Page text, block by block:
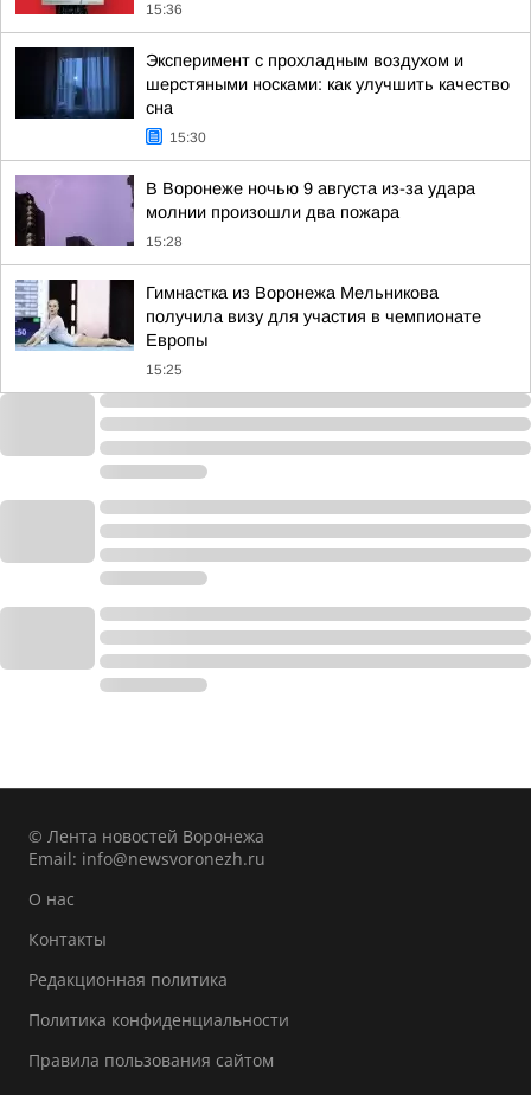
15:36
Эксперимент с прохладным воздухом и
шерстяными носками: как улучшить качество
сна
15:30
В Воронеже ночью 9 августа из-за удара
молнии произошли два пожара
15:28
Гимнастка из Воронежа Мельникова
получила визу для участия в чемпионате
Европы
15:25
© Лента новостей Воронежа
Email: info@newsvoronezh.ru
О нас
Контакты
Редакционная политика
Политика конфиденциальности
Правила пользования сайтом